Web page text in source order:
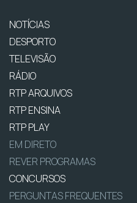
NOTÍCIAS
DESPORTO
TELEVISÃO
RÁDIO
RTP ARQUIVOS
RTP ENSINA
RTP PLAY
EM DIRETO
REVER PROGRAMAS
CONCURSOS
PERGUNTAS FREQUENTES